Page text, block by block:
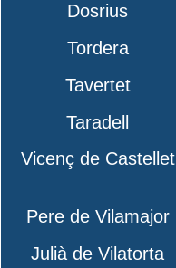
Dosrius
Tordera
Tavertet
Taradell
Vicenç de Castellet
Pere de Vilamajor
Julià de Vilatorta